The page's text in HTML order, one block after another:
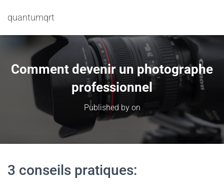
quantumqrt
Comment devenir un photographe
professionnel
Published by on
3 conseils pratiques: